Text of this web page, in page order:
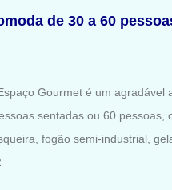
de 30 a 60
Gourmet é um agradável
sentadas ou 60 pessoas,
fogão semi-industrial,